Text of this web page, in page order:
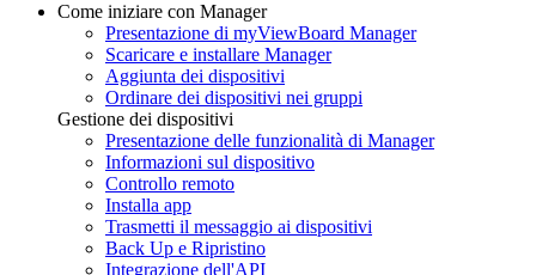
Come iniziare con Manager
Presentazione di myViewBoard Manager
Scaricare e installare Manager
Aggiunta dei dispositivi
Ordinare dei dispositivi nei gruppi
Gestione dei dispositivi
Presentazione delle funzionalità di Manager
Informazioni sul dispositivo
Controllo remoto
Installa app
Trasmetti il messaggio ai dispositivi
Back Up e Ripristino
Integrazione dell'API